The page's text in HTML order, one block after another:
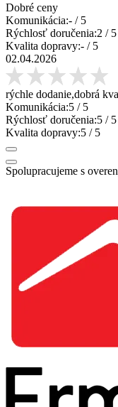
Dobré ceny
Komunikácia:- / 5
Rýchlosť doručenia:2 / 5
Kvalita dopravy:- / 5
02.04.2026
rýchle dodanie,dobrá
Komunikácia:5 / 5
Rýchlosť doručenia:5 / 5
Kvalita dopravy:5 / 5
Spolupracujeme s